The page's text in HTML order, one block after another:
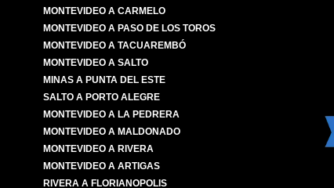
MONTEVIDEO A CARMELO
MONTEVIDEO A PASO DE LOS TOROS
MONTEVIDEO A TACUAREMBÓ
MONTEVIDEO A SALTO
MINAS A PUNTA DEL ESTE
SALTO A PORTO ALEGRE
MONTEVIDEO A LA PEDRERA
MONTEVIDEO A MALDONADO
MONTEVIDEO A RIVERA
MONTEVIDEO A ARTIGAS
RIVERA A FLORIANOPOLIS